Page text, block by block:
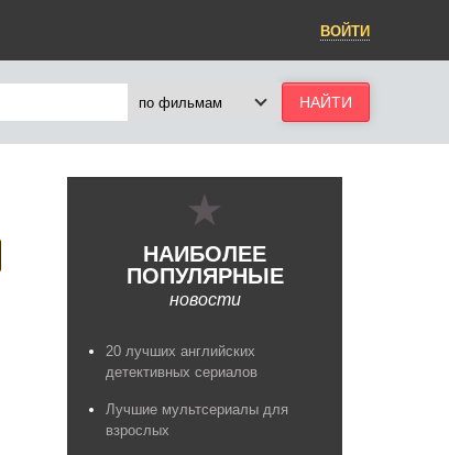
ВОЙТИ
НАИБОЛЕЕ
ПОПУЛЯРНЫЕ
новости
20 лучших английских
детективных сериалов
Лучшие мультсериалы для
взрослых